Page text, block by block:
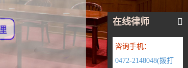
在线律师
咨询手机：
0472-2148048(拨打